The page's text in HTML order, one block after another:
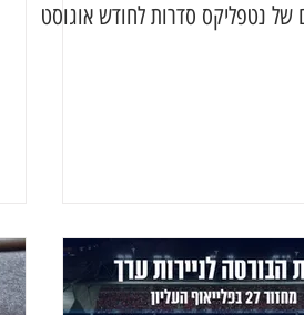
של נטפליקס סדרות לחודש אוגוסט